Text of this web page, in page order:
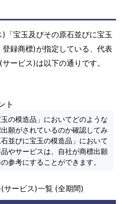
「宝玉及びその原石並びに宝玉
録商標)が指定している、代表
ービス)は以下の通りです。
ト
の模造品」においてどのような
願がされているのか確認してみ
並びに宝玉の模造品」において
やサービスは、自社が商標出願
参考にすることができます。
サービス)一覧 (全期間)